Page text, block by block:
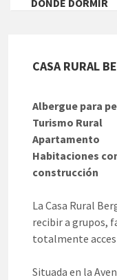
DÓNDE DORMIR
CASA RURAL
Albergue para
Turismo Rural
Apartamento
Habitaciones
construcción
La Casa Rural
recibir a grupos,
totalmente
Situada en la